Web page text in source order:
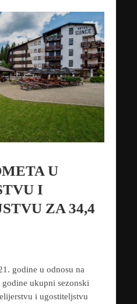
U
I
ZA 34,4
godine u odnosu na
ukupni sezonski
i ugostiteljstvu